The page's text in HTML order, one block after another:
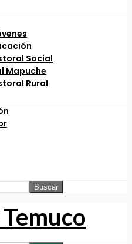
Social
Mapuche
Rural
Buscar